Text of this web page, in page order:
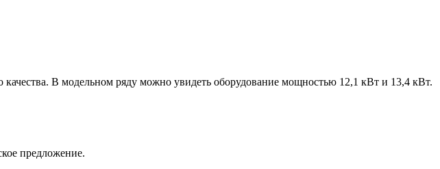
В модельном ряду можно увидеть оборудование мощностью 12,1 кВт и 13,4 кВт.
предложение.